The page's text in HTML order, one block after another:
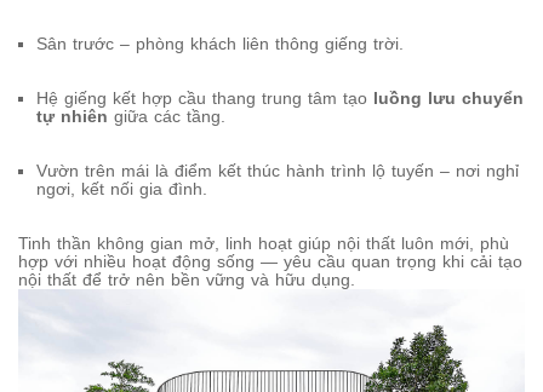
Sân trước – phòng khách liên thông giếng trời.
Hệ giếng kết hợp cầu thang trung tâm tạo luồng lưu chuyển
tự nhiên giữa các tầng.
Vườn trên mái là điểm kết thúc hành trình lộ tuyến – nơi nghỉ
ngơi, kết nối gia đình.
Tinh thần không gian mở, linh hoạt giúp nội thất luôn mới, phù
hợp với nhiều hoạt động sống — yêu cầu quan trọng khi cải tạo
nội thất để trở nên bền vững và hữu dụng.